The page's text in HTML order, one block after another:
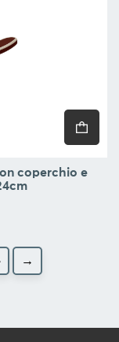
coperchio e
→